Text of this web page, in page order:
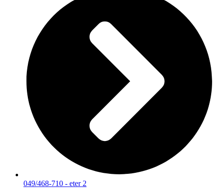
049/468-710 - eter 2